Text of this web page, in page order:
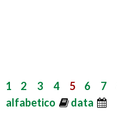
1 2 3 4 5 6 7
alfabetico
data